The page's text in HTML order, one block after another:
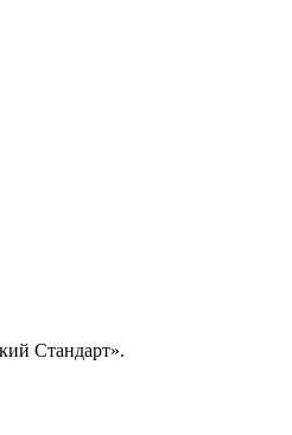
Стандарт».